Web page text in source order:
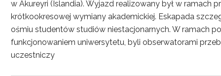
w Akureyri (Islandia). Wyjazd realizowany był w ramach
krótkookresowej wymiany akademickiej. Eskapada
ośmiu studentów studiów niestacjonarnych. W ramach
funkcjonowaniem uniwersytetu, byli obserwatorami
uczestniczy